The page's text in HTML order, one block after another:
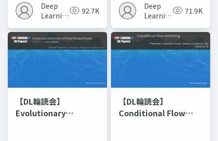
Deep
Learning
92.7K
Deep
Learning
71.9K
【DL輪読会】
Evolutionary
【DL輪読会】
Conditional Flow